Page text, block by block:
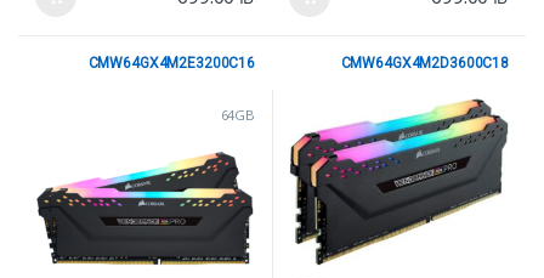
64GB
CMW64GX4M2D3600C18
64GB
CMW64GX4M2E3200C16